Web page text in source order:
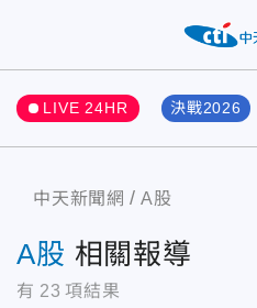
LIVE 24HR 決戰2026
中天新聞網 A股
A股 相關報導
有 23 項結果